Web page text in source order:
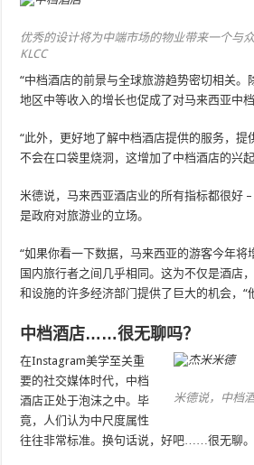
优秀的设计将为中端市场的物业带来一个与
KLCC
“中档酒店的前景与全球旅游趋势密切相关。
地区中等收入的增长也促成了对马来西亚中档
“此外，更好地了解中档酒店提供的服务，提
不会在口袋里烧洞，这增加了中档酒店的兴起
米德说，马来西亚酒店业的所有指标都很好
是政府对旅游业的立场。
“如果你看一下数据，马来西亚的游客今年将
国内旅行者之间几乎相同。这为不仅是酒店
和设施的许多经济部门提供了巨大的机会，“
中档酒店……很无聊吗？
米德说，中档
在Instagram美学至关重
要的社交媒体时代，中档
酒店正处于泡沫之中。毕
竟，人们认为中尺度属性
往往非常标准。换句话说，好吧……很无聊。